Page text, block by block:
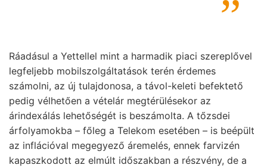
Ráadásul a Yettellel mint a harmadik piaci szereplővel
legfeljebb mobilszolgáltatások terén érdemes
számolni, az új tulajdonosa, a távol-keleti befektető
pedig vélhetően a vételár megtérülésekor az
árindexálás lehetőségét is beszámolta. A tőzsdei
árfolyamokba – főleg a Telekom esetében – is beépült
az inflációval megegyező áremelés, ennek farvizén
kapaszkodott az elmúlt időszakban a részvény, de a